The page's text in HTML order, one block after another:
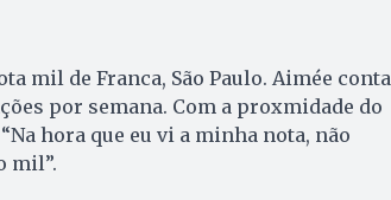
mil de Franca, São Paulo. Aimée conta
por semana. Com a proxmidade do
hora que eu vi a minha nota, não
mil”.